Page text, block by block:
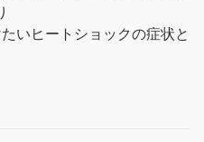
いヒートショックの症状と